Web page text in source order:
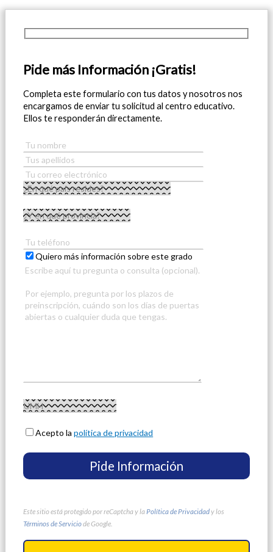
Pide más Información ¡Gratis!
Completa este formulario con tus datos y nosotros nos
encargamos de enviar tu solicitud al centro educativo.
Ellos te responderán directamente.
Quiero más información sobre este grado
Acepto lapolítica de privacidad
Este sitio está protegido por reCaptcha y la Política de Privacidady los
Términos de Serviciode Google.